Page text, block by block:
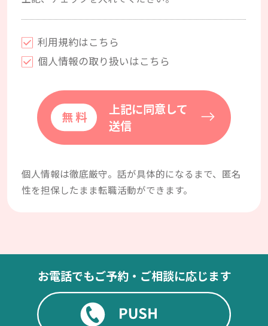
利用規約はこちら
個人情報の取り扱いはこちら
上記に同意して
送信
個人情報は徹底厳守。話が具体的になるまで、匿名
性を担保したまま転職活動ができます。
お電話でもご予約・ご相談に応じます